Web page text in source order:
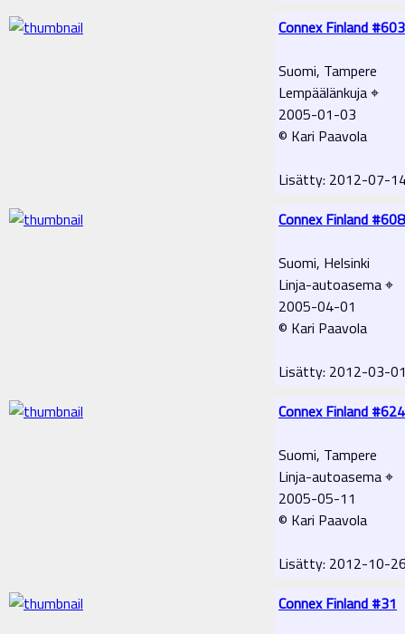
Connex Finland #603
Suomi, Tampere
Lempäälänkuja ⌖
2005-01-03
© Kari Paavola
Lisätty: 2012-07-
Connex Finland #608
Suomi, Helsinki
Linja-autoasema ⌖
2005-04-01
© Kari Paavola
Lisätty: 2012-03-
Connex Finland #624
Suomi, Tampere
Linja-autoasema ⌖
2005-05-11
© Kari Paavola
Lisätty: 2012-10-
Connex Finland #31